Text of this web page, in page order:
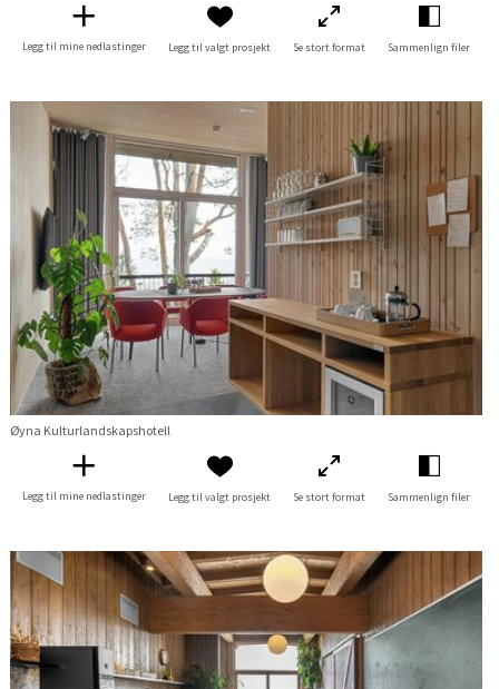
Legg til mine nedlastinger Legg til valgt prosjekt Se stort format Sammenlign filer
Øyna Kulturlandskapshotell
Legg til mine nedlastinger Legg til valgt prosjekt Se stort format Sammenlign filer